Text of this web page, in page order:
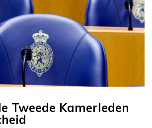
Tweede Kamerleden